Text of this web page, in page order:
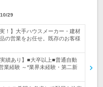
29
！】大手ハウスメーカー・建材
の営業をお任せ。既存のお客様
績あり】■大卒以上■普通自動
業経験 ～*業界未経験・第二新